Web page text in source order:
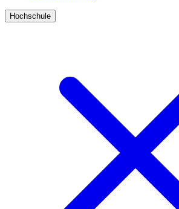
Hochschule